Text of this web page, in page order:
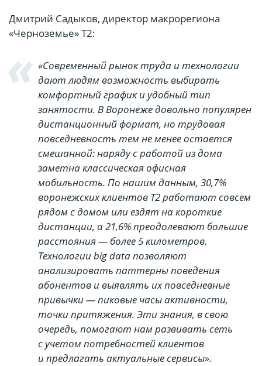
Дмитрий Садыков, директор макрорегиона
«Черноземье» T2:
«Современный рынок труда и технологии
дают людям возможность выбирать
комфортный график и удобный тип
занятости. В Воронеже довольно популярен
дистанционный формат, но трудовая
повседневность тем не менее остается
смешанной: наряду с работой из дома
заметна классическая офисная
мобильность. По нашим данным, 30,7%
воронежских клиентов T2 работают совсем
рядом с домом или ездят на короткие
дистанции, а 21,6% преодолевают большие
расстояния — более 5 километров.
Технологии big data позволяют
анализировать паттерны поведения
абонентов и выявлять их повседневные
привычки — пиковые часы активности,
точки притяжения. Эти знания, в свою
очередь, помогают нам развивать сеть
с учетом потребностей клиентов
и предлагать актуальные сервисы».